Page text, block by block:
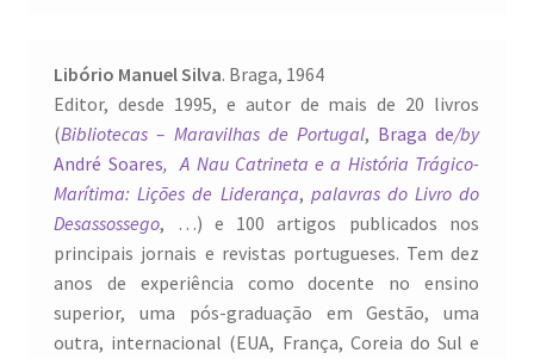
Libório Manuel Silva. Braga, 1964
Editor, desde 1995, e autor de mais de 20 livros
(Bibliotecas – Maravilhas de Portugal, Braga de/by
André Soares, A Nau Catrineta e a História Trágico-
Marítima: Lições de Liderança, palavras do Livro do
Desassossego, …) e 100 artigos publicados nos
principais jornais e revistas portugueses. Tem dez
anos de experiência como docente no ensino
superior, uma pós-graduação em Gestão, uma
outra, internacional (EUA, França, Coreia do Sul e